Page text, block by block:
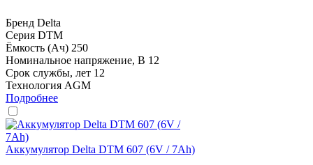
Бренд Delta
Серия DTM
Ёмкость (Ач) 250
Номинальное напряжение, В 12
Срок службы, лет 12
Технология AGM
Подробнее
Аккумулятор Delta DTM 607 (6V / 7Ah)